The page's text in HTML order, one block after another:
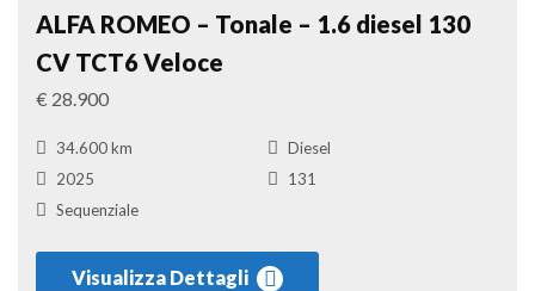
Suv
Confronta
ALFA ROMEO – Tonale – 1.6 diesel 130
CV TCT6 Veloce
€ 28.900
34.600 km
Diesel
2025
131
Sequenziale
Visualizza Dettagli